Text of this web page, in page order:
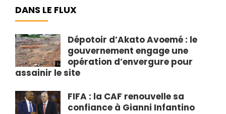
DANS LE FLUX
Dépotoir d’Akato Avoemé : le
gouvernement engage une
opération d’envergure pour
assainir le site
FIFA : la CAF renouvelle sa
confiance à Gianni Infantino